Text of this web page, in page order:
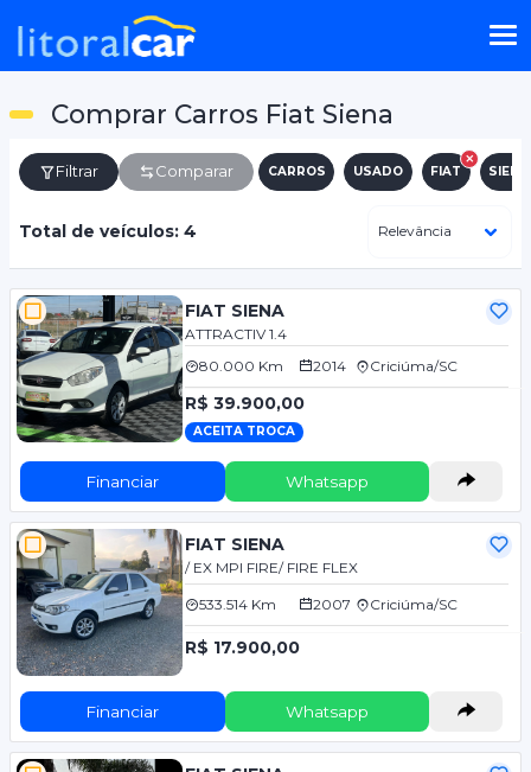
Comprar Carros Fiat Siena
Filtrar Comparar CARROS USADO FIAT SIENA
Total de veículos: 4
FIAT SIENA
ATTRACTIV 1.4
80.000 Km
2014 Criciúma/SC
R$ 39.900,00
ACEITA TROCA
Financiar Whatsapp
FIAT SIENA
/ EX MPI FIRE/ FIRE FLEX
533.514 Km 2007 Criciúma/SC
R$ 17.900,00
Financiar Whatsapp